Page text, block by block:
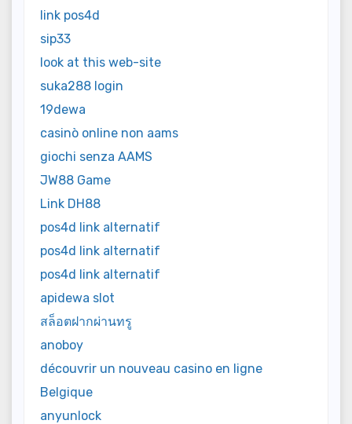
link pos4d
sip33
look at this web-site
suka288 login
19dewa
casinò online non aams
giochi senza AAMS
JW88 Game
Link DH88
pos4d link alternatif
pos4d link alternatif
pos4d link alternatif
apidewa slot
สล็อตฝากผ่านทรู
anoboy
découvrir un nouveau casino en ligne
Belgique
anyunlock